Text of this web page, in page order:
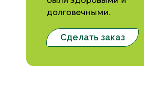
долговечными.
Сделать заказ